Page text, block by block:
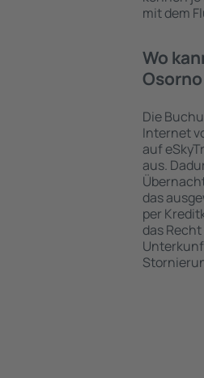
mit dem
Wo
Die
Internet
auf
aus.
das
per
das